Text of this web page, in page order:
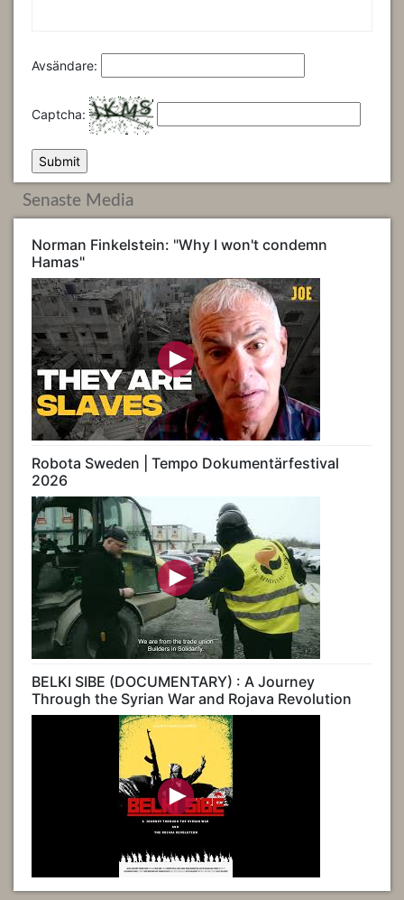
Avsändare:
Captcha:
Senaste Media
Norman Finkelstein: "Why I won't condemn
Hamas"
Robota Sweden | Tempo Dokumentärfestival
2026
BELKI SIBE (DOCUMENTARY) : A Journey
Through the Syrian War and Rojava Revolution